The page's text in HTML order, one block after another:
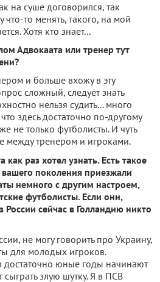
на суше договорился, так
то менять, такого, на мой
Хотя кто знает...
Адвокаата или тренер тут
и больше вхожу в эту
сложный, следует знать
нельзя судить... много
здесь достаточно по-другому
не только футболисты. И чуть
между тренером и игроками.
как раз хотел узнать. Есть такое
вашего поколения приезжали
немного с другим настроем,
футболисты. Если они,
России сейчас в Голландию никто
не могу говорить про Украину,
для молодых игроков.
достаточно юные годы начинают
сыграть злую шутку. Я в ПСВ